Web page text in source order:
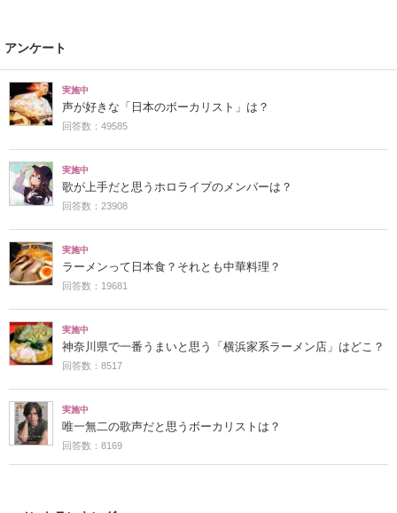
アンケート
実施中
声が好きな「日本のボーカリスト」は？
回答数：49585
実施中
歌が上手だと思うホロライブのメンバーは？
回答数：23908
実施中
ラーメンって日本食？それとも中華料理？
回答数：19681
実施中
神奈川県で一番うまいと思う「横浜家系ラーメン店」はどこ？
回答数：8517
実施中
唯一無二の歌声だと思うボーカリストは？
回答数：8169